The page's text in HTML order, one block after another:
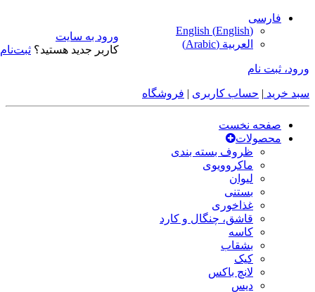
فارسی
English (English)
العربية (
Arabic
)
ورود، ثبت نام
سبد خرید | حساب کاربری | فروشگاه
صفحه نخست
محصولات
ظروف بسته بندی
ماکروویوی
لیوان
بستنی
غذاخوری
قاشق، چنگال و کارد
کاسه
بشقاب
کیک
لانچ باکس
دیس
ورود به سایت
کاربر جدید هستید؟ ثبت‌نام